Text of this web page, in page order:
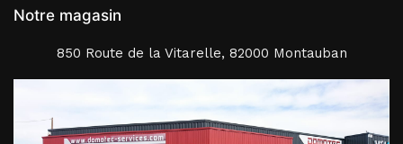
Notre magasin
850 Route de la Vitarelle, 82000 Montauban